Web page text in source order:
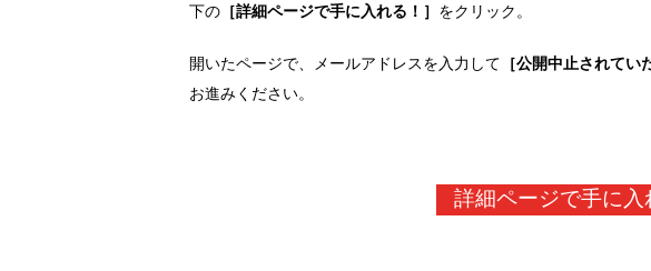
下の［詳細ページで手に入れる！］ をクリック。
開いたページで、メールアドレスを入力して ［公開中止されてい
お進みください。
詳細ページで手に入